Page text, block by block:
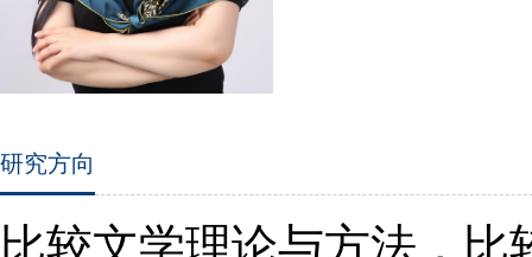
研究方向
比较文学理论与方法，